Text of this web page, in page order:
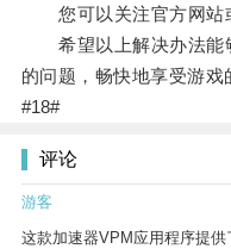
您可以关注官方网站
希望以上解决办法能
的问题，畅快地享受游戏
#18#
评论
游客
这款加速器VPM应用程序提供